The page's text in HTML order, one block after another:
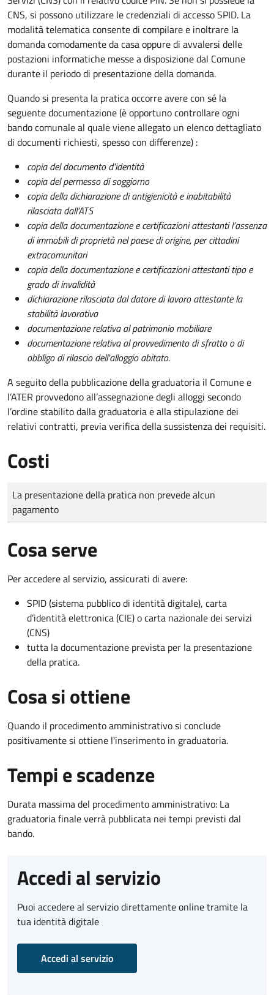
CNS, si possono utilizzare le credenziali di accesso SPID. La
modalità telematica consente di compilare e inoltrare la
domanda comodamente da casa oppure di avvalersi delle
postazioni informatiche messe a disposizione dal Comune
durante il periodo di presentazione della domanda.
Quando si presenta la pratica occorre avere con sé la
seguente documentazione (è opportuno controllare ogni
bando comunale al quale viene allegato un elenco dettagliato
di documenti richiesti, spesso con differenze) :
copia del documento d'identità
copia del permesso di soggiorno
copia della dichiarazione di antigienicità e inabitabilità
rilasciata dall'ATS
copia della documentazione e certificazioni attestanti l’assenza
di immobili di proprietà nel paese di origine, per cittadini
extracomunitari
copia della documentazione e certificazioni attestanti tipo e
grado di invalidità
dichiarazione rilasciata dal datore di lavoro attestante la
stabilità lavorativa
documentazione relativa al patrimonio mobiliare
documentazione relativa al provvedimento di sfratto o di
obbligo di rilascio dell'alloggio abitato.
A seguito della pubblicazione della graduatoria il Comune e
l’ATER provvedono all’assegnazione degli alloggi secondo
l’ordine stabilito dalla graduatoria e alla stipulazione dei
relativi contratti, previa verifica della sussistenza dei requisiti.
Costi
Tipo di pagamento
Importo
La presentazione della pratica non prevede alcun
pagamento
Cosa serve
Per accedere al servizio, assicurati di avere:
SPID (sistema pubblico di identità digitale), carta
d’identità elettronica (CIE) o carta nazionale dei servizi
(CNS)
tutta la documentazione prevista per la presentazione
della pratica.
Cosa si ottiene
Quando il procedimento amministrativo si conclude
positivamente si ottiene l'inserimento in graduatoria.
Tempi e scadenze
Durata massima del procedimento amministrativo: La
graduatoria finale verrà pubblicata nei tempi previsti dal
bando.
Accedi al servizio
Puoi accedere al servizio direttamente online tramite la
tua identità digitale
Accedi al servizio